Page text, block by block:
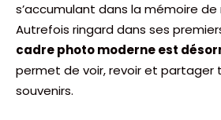
s’accumulant dans la mémoire
Autrefois ringard dans ses
cadre photo moderne est
permet de voir, revoir et partager
souvenirs.